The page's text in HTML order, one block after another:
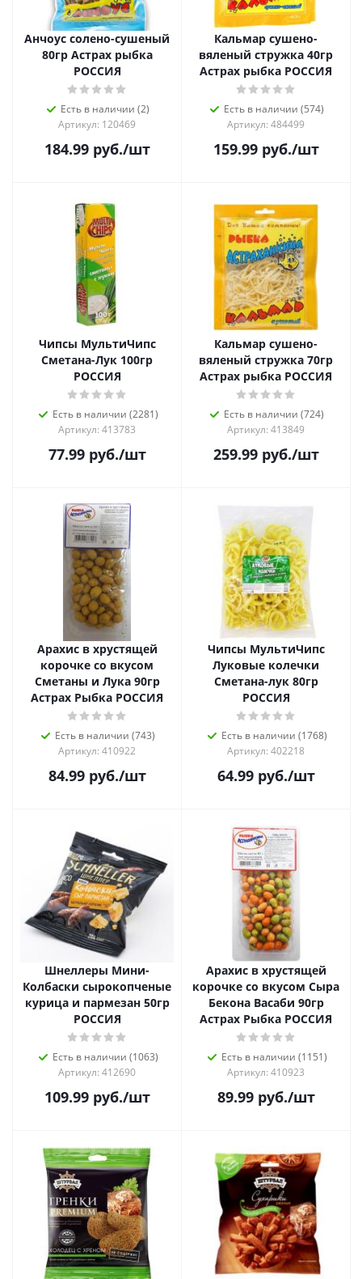
Анчоус солено-сушеный
80гр Астрах рыбка
РОССИЯ
Есть в наличии (2)
Артикул: 120469
184.99руб./шт
Кальмар сушено-
вяленый стружка 40гр
Астрах рыбка РОССИЯ
Есть в наличии (574)
Артикул: 484499
159.99руб./шт
Чипсы МультиЧипс
Сметана-Лук 100гр
РОССИЯ
Есть в наличии (2281)
Артикул: 413783
77.99руб./шт
Кальмар сушено-
вяленый стружка 70гр
Астрах рыбка РОССИЯ
Есть в наличии (724)
Артикул: 413849
259.99руб./шт
Арахис в хрустящей
корочке со вкусом
Сметаны и Лука 90гр
Астрах Рыбка РОССИЯ
Есть в наличии (743)
Артикул: 410922
84.99руб./шт
Чипсы МультиЧипс
Луковые колечки
Сметана-лук 80гр
РОССИЯ
Есть в наличии (1768)
Артикул: 402218
64.99руб./шт
Шнеллеры Мини-
Колбаски сырокопченые
курица и пармезан 50гр
РОССИЯ
Есть в наличии (1063)
Артикул: 412690
109.99руб./шт
Арахис в хрустящей
корочке со вкусом Сыра
Бекона Васаби 90гр
Астрах Рыбка РОССИЯ
Есть в наличии (1151)
Артикул: 410923
89.99руб./шт